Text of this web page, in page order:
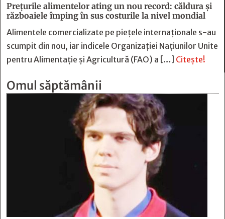
Prețurile alimentelor ating un nou record: căldura și
războaiele împing în sus costurile la nivel mondial
Alimentele comercializate pe piețele internaționale s-au
scumpit din nou, iar indicele Organizației Națiunilor Unite
pentru Alimentație și Agricultură (FAO) a […] Citește!
Omul săptămânii